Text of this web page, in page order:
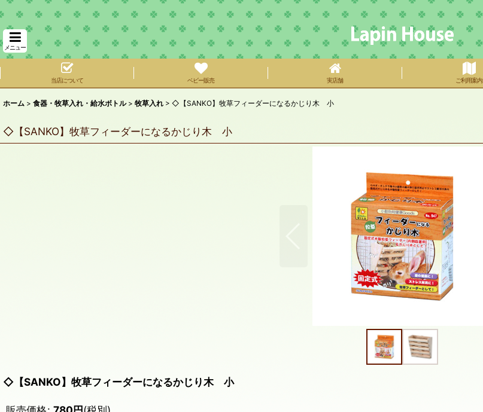
メニュー
当店について ベビー販売 実店舗 ご利用案内
ホーム > 食器・牧草入れ・給水ボトル > 牧草入れ > ◇【SANKO】牧草フィーダーになるかじり木 小
◇【SANKO】牧草フィーダーになるかじり木 小
◇【SANKO】牧草フィーダーになるかじり木 小